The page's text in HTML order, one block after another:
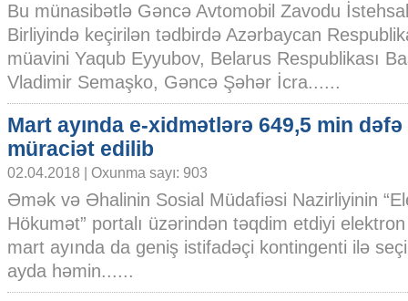
Bu münasibətlə Gəncə Avtomobil Zavodu
Birliyində keçirilən tədbirdə Azərbaycan
müavini Yaqub Eyyubov, Belarus Respublikası
Vladimir Semaşko, Gəncə Şəhər İcra......
Mart ayında e-xidmətlərə 649,5 min dəfə
müraciət edilib
02.04.2018 | Oxunma sayı: 903
Əmək və Əhalinin Sosial Müdafiəsi Nazirliyinin
Hökumət” portalı üzərindən təqdim etdiyi
mart ayında da geniş istifadəçi kontingenti ilə
ayda həmin......